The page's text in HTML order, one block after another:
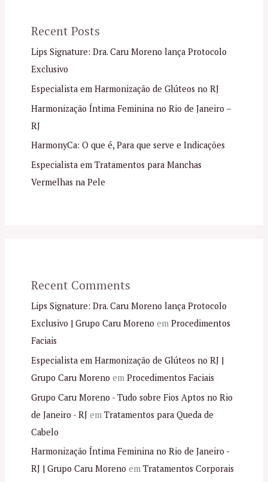
Recent Posts
Lips Signature: Dra. Caru Moreno lança Protocolo
Exclusivo
Especialista em Harmonização de Glúteos no RJ
Harmonização Íntima Feminina no Rio de Janeiro –
RJ
HarmonyCa: O que é, Para que serve e Indicações
Especialista em Tratamentos para Manchas
Vermelhas na Pele
Recent Comments
Lips Signature: Dra. Caru Moreno lança Protocolo
Exclusivo | Grupo Caru Moreno em Procedimentos
Faciais
Especialista em Harmonização de Glúteos no RJ |
Grupo Caru Moreno em Procedimentos Faciais
Grupo Caru Moreno - Tudo sobre Fios Aptos no Rio
de Janeiro - RJem Tratamentos para Queda de
Cabelo
Harmonização Íntima Feminina no Rio de Janeiro -
RJ | Grupo Caru Moreno em Tratamentos Corporais